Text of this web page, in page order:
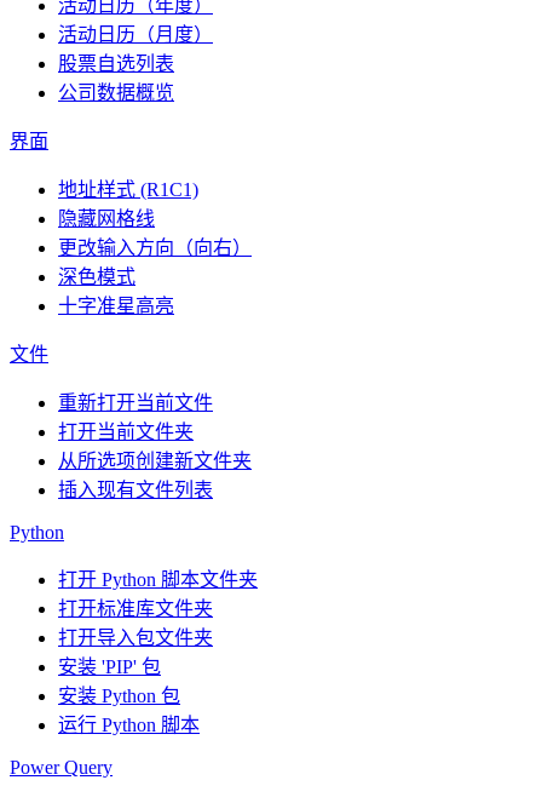
活动日历（年度）
活动日历（月度）
股票自选列表
公司数据概览
界面
地址样式 (R1C1)
隐藏网格线
更改输入方向（向右）
深色模式
十字准星高亮
文件
重新打开当前文件
打开当前文件夹
从所选项创建新文件夹
插入现有文件列表
Python
打开 Python 脚本文件夹
打开标准库文件夹
打开导入包文件夹
安装 'PIP' 包
安装 Python 包
运行 Python 脚本
Power Query